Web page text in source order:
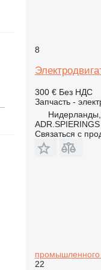
8
300 € Без НДС
Запчасть -
Связаться с
промышленного
22